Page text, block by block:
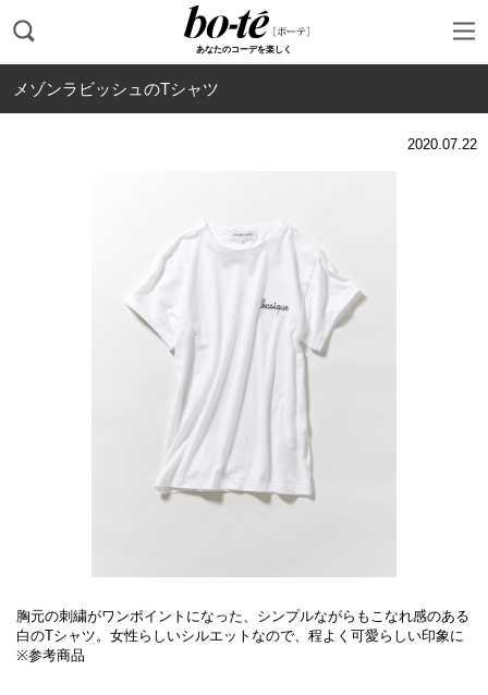
あなたのコーデを楽しく
メゾンラビッシュのTシャツ
2020.07.22
胸元の刺繍がワンポイントになった、シンプルながらもこなれ感のある
白のTシャツ。女性らしいシルエットなので、程よく可愛らしい印象に
※参考商品